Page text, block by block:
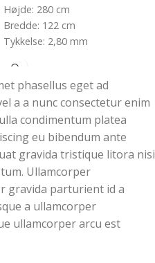
Højde: 280 cm
Bredde: 122 cm
Tykkelse: 2,80 mm
phasellus eget ad
a a nunc consectetur enim
condimentum platea
eu bibendum ante
gravida tristique litora nisi
Ullamcorper
gravida parturient id a
a ullamcorper
ullamcorper arcu est